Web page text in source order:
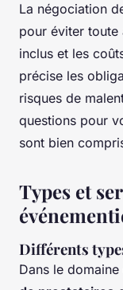
La négociation
pour éviter
inclus et les
précise les
risques de
questions pour
sont bien
Types et
Différents
Dans le